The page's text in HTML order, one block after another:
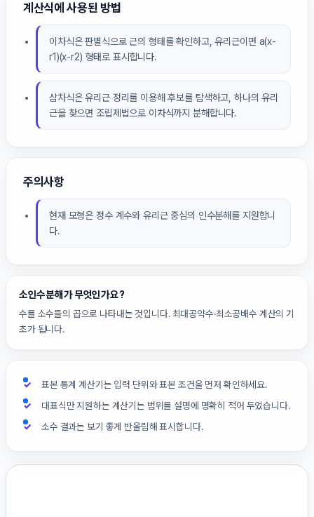
계산식에 사용된 방법
이차식은 판별식으로 근의 형태를 확인하고, 유리근이면 a(x-
r1)(x-r2) 형태로 표시합니다.
삼차식은 유리근 정리를 이용해 후보를 탐색하고, 하나의 유리
근을 찾으면 조립제법으로 이차식까지 분해합니다.
주의사항
현재 모형은 정수 계수와 유리근 중심의 인수분해를 지원합니
다.
소인수분해가 무엇인가요?
수를 소수들의 곱으로 나타내는 것입니다. 최대공약수·최소공배수 계산의 기
초가 됩니다.
표본 통계 계산기는 입력 단위와 표본 조건을 먼저 확인하세요.
대표식만 지원하는 계산기는 범위를 설명에 명확히 적어 두었습니다.
소수 결과는 보기 좋게 반올림해 표시합니다.